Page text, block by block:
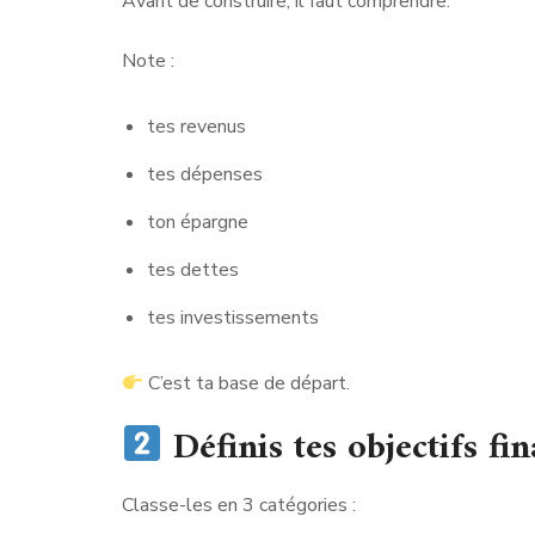
Note :
tes revenus
tes dépenses
ton épargne
tes dettes
tes investissements
C’est ta base de départ.
Définis tes objectifs
Classe-les en 3 catégories :